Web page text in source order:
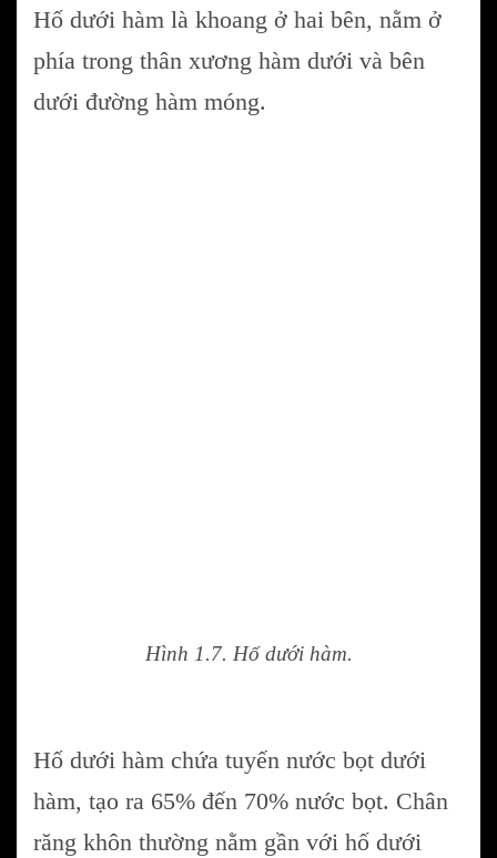
Hố dưới hàm là khoang ở hai bên, nằm ở
phía trong thân xương hàm dưới và bên
dưới đường hàm móng.
Hình 1.7. Hố dưới hàm.
Hố dưới hàm chứa tuyến nước bọt dưới
hàm, tạo ra 65% đến 70% nước bọt. Chân
răng khôn thường nằm gần với hố dưới